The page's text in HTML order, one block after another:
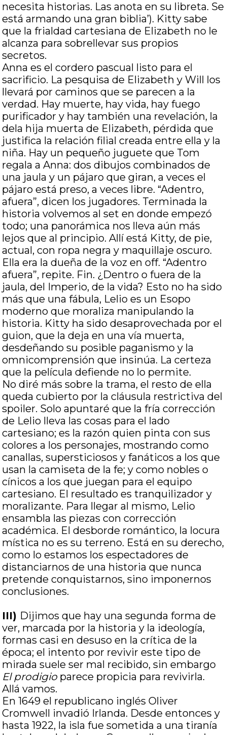
necesita historias. Las anota en su libreta. Se
está armando una gran biblia’). Kitty sabe
que la frialdad cartesiana de Elizabeth no le
alcanza para sobrellevar sus propios
secretos.
Anna es el cordero pascual listo para el
sacrificio. La pesquisa de Elizabeth y Will los
llevará por caminos que se parecen a la
verdad. Hay muerte, hay vida, hay fuego
purificador y hay también una revelación, la
dela hija muerta de Elizabeth, pérdida que
justifica la relación filial creada entre ella y la
niña. Hay un pequeño juguete que Tom
regala a Anna: dos dibujos combinados de
una jaula y un pájaro que giran, a veces el
pájaro está preso, a veces libre. “Adentro,
afuera”, dicen los jugadores. Terminada la
historia volvemos al set en donde empezó
todo; una panorámica nos lleva aún más
lejos que al principio. Allí está Kitty, de pie,
actual, con ropa negra y maquillaje oscuro.
Ella era la dueña de la voz en off. “Adentro
afuera”, repite. Fin. ¿Dentro o fuera de la
jaula, del Imperio, de la vida? Esto no ha sido
más que una fábula, Lelio es un Esopo
moderno que moraliza manipulando la
historia. Kitty ha sido desaprovechada por el
guion, que la deja en una vía muerta,
desdeñando su posible paganismo y la
omnicomprensión que insinúa. La certeza
que la película defiende no lo permite.
No diré más sobre la trama, el resto de ella
queda cubierto por la cláusula restrictiva del
spoiler. Solo apuntaré que la fría corrección
de Lelio lleva las cosas para el lado
cartesiano; es la razón quien pinta con sus
colores a los personajes, mostrando como
canallas, supersticiosos y fanáticos a los que
usan la camiseta de la fe; y como nobles o
cínicos a los que juegan para el equipo
cartesiano. El resultado es tranquilizador y
moralizante. Para llegar al mismo, Lelio
ensambla las piezas con corrección
académica. El desborde romántico, la locura
mística no es su terreno. Está en su derecho,
como lo estamos los espectadores de
distanciarnos de una historia que nunca
pretende conquistarnos, sino imponernos
conclusiones.
III) Dijimos que hay una segunda forma de
ver, marcada por la historia y la ideología,
formas casi en desuso en la crítica de la
época; el intento por revivir este tipo de
mirada suele ser mal recibido, sin embargo
El prodigioparece propicia para revivirla.
Allá vamos.
En 1649 el republicano inglés Oliver
Cromwell invadió Irlanda. Desde entonces y
hasta 1922, la isla fue sometida a una tiranía